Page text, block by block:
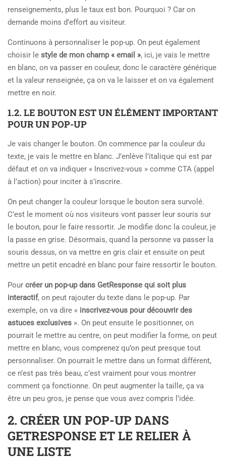
renseignements, plus le taux est bon. Pourquoi ? Car on
demande moins d’effort au visiteur.
Continuons à personnaliser le pop-up. On peut également
choisir le style de mon champ « email », ici, je vais le mettre
en blanc, on va passer en couleur, donc le caractère générique
et la valeur renseignée, ça on va le laisser et on va également
mettre en noir.
1.2. LE BOUTON EST UN ÉLÉMENT IMPORTANT
POUR UN POP-UP
Je vais changer le bouton. On commence par la couleur du
texte, je vais le mettre en blanc. J’enlève l’italique qui est par
défaut et on va indiquer « Inscrivez-vous » comme CTA (appel
à l’action) pour inciter à s’inscrire.
On peut changer la couleur lorsque le bouton sera survolé.
C’est le moment où nos visiteurs vont passer leur souris sur
le bouton, pour le faire ressortir. Je modifie donc la couleur, je
la passe en grise. Désormais, quand la personne va passer la
souris dessus, on va mettre en gris clair et ensuite on peut
mettre un petit encadré en blanc pour faire ressortir le bouton.
Pour créer un pop-up dans GetResponse qui soit plus
interactif, on peut rajouter du texte dans le pop-up. Par
exemple, on va dire « inscrivez-vous pour découvrir des
astuces exclusives ». On peut ensuite le positionner, on
pourrait le mettre au centre, on peut modifier la forme, on peut
mettre en blanc, vous comprenez qu’on peut presque tout
personnaliser. On pourrait le mettre dans un format différent,
ce n’est pas très beau, c’est vraiment pour vous montrer
comment ça fonctionne. On peut augmenter la taille, ça va
être un peu gros, je pense que vous avez compris l’idée.
2. CRÉER UN POP-UP DANS
GETRESPONSE ET LE RELIER À
UNE LISTE